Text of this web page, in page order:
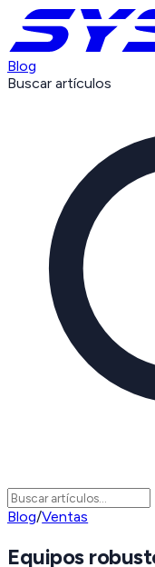
Blog
Buscar artículos
Blog/Ventas
Equipos